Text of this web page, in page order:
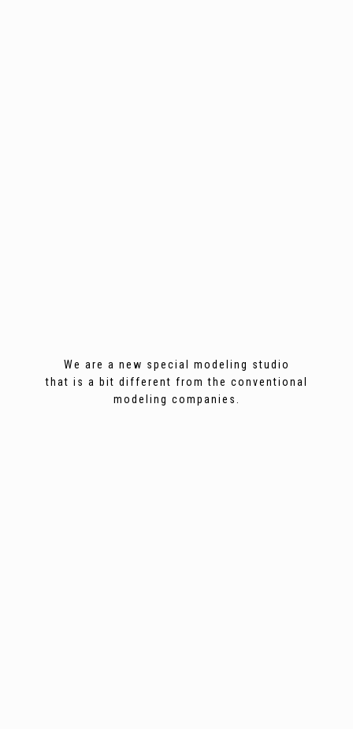
We are a new special modeling studio
that is a bit different from the conventional
modeling companies.